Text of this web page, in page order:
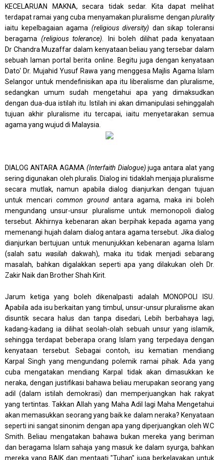
KECELARUAN MAKNA, secara tidak sedar. Kita dapat melihat
terdapat ramai yang cuba menyamakan pluralisme dengan plurality
iaitu kepelbagaian agama (religious diversity) dan sikap toleransi
beragama (religious tolerance).
Ini boleh dilihat pada kenyataan
Dr Chandra Muzaffar dalam kenyataan beliau yang tersebar dalam
sebuah laman portal berita online. Begitu juga dengan kenyataan
Dato' Dr. Mujahid Yusuf Rawa yang menggesa Majlis Agama Islam
Selangor untuk mendefinisikan apa itu liberalisme dan pluralisme,
sedangkan umum sudah mengetahui apa yang dimaksudkan
dengan dua-dua istilah itu. Istilah ini akan dimanipulasi sehinggalah
tujuan akhir pluralisme itu tercapai, iaitu menyetarakan semua
agama yang wujud di Malaysia.
DIALOG ANTARA AGAMA (Interfaith Dialogue)juga antara alat yang
sering digunakan oleh pluralis. Dialog ini tidaklah menjaja pluralisme
secara mutlak, namun apabila dialog dianjurkan dengan tujuan
untuk mencari common ground antara agama, maka ini boleh
mengundang unsur-unsur pluralisme untuk memonopoli dialog
tersebut. Akhirnya kebenaran akan berpihak kepada agama yang
memenangi hujah dalam dialog antara agama tersebut. Jika dialog
dianjurkan bertujuan untuk menunjukkan kebenaran agama Islam
(salah satu wasilah dakwah), maka itu tidak menjadi sebarang
masalah, bahkan digalakkan seperti apa yang dilakukan oleh Dr.
Zakir Naik dan Brother Shah Kirit.
Jarum ketiga yang boleh dikenalpasti adalah MONOPOLI ISU.
Apabila ada isu berkaitan yang timbul, unsur-unsur pluralisme akan
disuntik secara halus dan tanpa disedari, Lebih berbahaya lagi,
kadang-kadang ia dilihat seolah-olah sebuah unsur yang islamik,
sehingga terdapat beberapa orang Islam yang terpedaya dengan
kenyataan tersebut. Sebagai contoh, isu kematian mendiang
Karpal Singh yang mengundang polemik ramai pihak. Ada yang
cuba mengatakan mendiang Karpal tidak akan dimasukkan ke
neraka, dengan justifikasi bahawa beliau merupakan seorang yang
adil (dalam istilah demokrasi) dan memperjuangkan hak rakyat
yang tertintas. Takkan Allah yang Maha Adil lagi Maha Mengetahui
akan memasukkan seorang yang baik ke dalam neraka? Kenyataan
seperti ini sangat sinonim dengan apa yang diperjuangkan oleh W.C
Smith. Beliau mengatakan bahawa bukan mereka yang beriman
dan beragama Islam sahaja yang masuk ke dalam syurga, bahkan
mereka yang BAIK dan mentaati "Tuhan" juga berkelayakan untuk